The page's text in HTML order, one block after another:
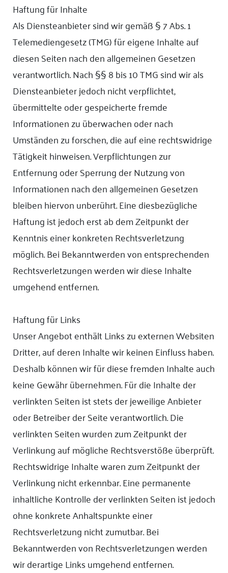
Haftung für Inhalte
Als Diensteanbieter sind wir gemäß § 7 Abs. 1
Telemediengesetz (TMG) für eigene Inhalte auf
diesen Seiten nach den allgemeinen Gesetzen
verantwortlich. Nach §§ 8 bis 10 TMG sind wir als
Diensteanbieter jedoch nicht verpflichtet,
übermittelte oder gespeicherte fremde
Informationen zu überwachen oder nach
Umständen zu forschen, die auf eine rechtswidrige
Tätigkeit hinweisen. Verpflichtungen zur
Entfernung oder Sperrung der Nutzung von
Informationen nach den allgemeinen Gesetzen
bleiben hiervon unberührt. Eine diesbezügliche
Haftung ist jedoch erst ab dem Zeitpunkt der
Kenntnis einer konkreten Rechtsverletzung
möglich. Bei Bekanntwerden von entsprechenden
Rechtsverletzungen werden wir diese Inhalte
umgehend entfernen.
Haftung für Links
Unser Angebot enthält Links zu externen Websiten
Dritter, auf deren Inhalte wir keinen Einfluss haben.
Deshalb können wir für diese fremden Inhalte auch
keine Gewähr übernehmen. Für die Inhalte der
verlinkten Seiten ist stets der jeweilige Anbieter
oder Betreiber der Seite verantwortlich. Die
verlinkten Seiten wurden zum Zeitpunkt der
Verlinkung auf mögliche Rechtsverstöße überprüft.
Rechtswidrige Inhalte waren zum Zeitpunkt der
Verlinkung nicht erkennbar. Eine permanente
inhaltliche Kontrolle der verlinkten Seiten ist jedoch
ohne konkrete Anhaltspunkte einer
Rechtsverletzung nicht zumutbar. Bei
Bekanntwerden von Rechtsverletzungen werden
wir derartige Links umgehend entfernen.